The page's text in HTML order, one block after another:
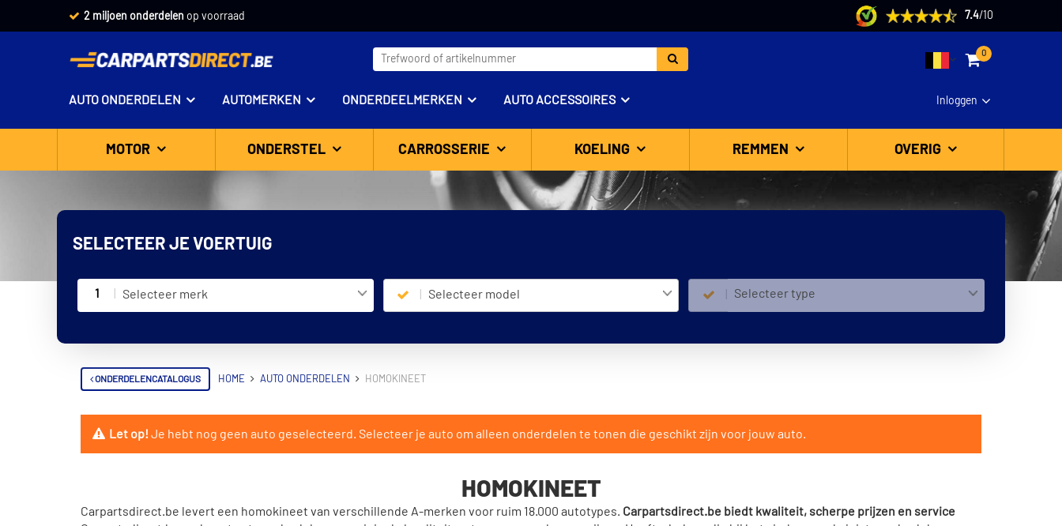
Vandaag besteld, morgen in huis * 7.4/ 10
0
Inloggen
AUTO ONDERDELEN AUTOMERKEN ONDERDEELMERKEN AUTO ACCESSOIRES
MOTOR ONDERSTEL CARROSSERIE KOELING REMMEN OVERIG
SELECTEER JE VOERTUIG
1 Selecteer merk Selecteer model Selecteer type
ONDERDELENCATALOGUS HOME AUTO ONDERDELEN HOMOKINEET
Let op!Je hebt nog geen auto geselecteerd. Selecteer je auto om alleen onderdelen te tonen die geschikt zijn voor jouw auto.
HOMOKINEET
Carpartsdirect.be levert een homokineet van verschillende A-merken voor ruim 18.000 autotypes. Carpartsdirect.be biedt kwaliteit, scherpe prijzen en service